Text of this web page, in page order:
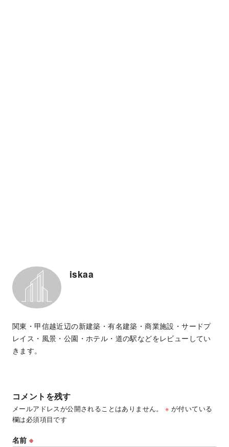
iskaa
関東・甲信越近辺の新建築・有名建築・商業施設・サードプ
レイス・風景・公園・ホテル・道の駅などをレビューしてい
きます。
コメントを残す
メールアドレスが公開されることはありません。 ※ が付いている
欄は必須項目です
名前※